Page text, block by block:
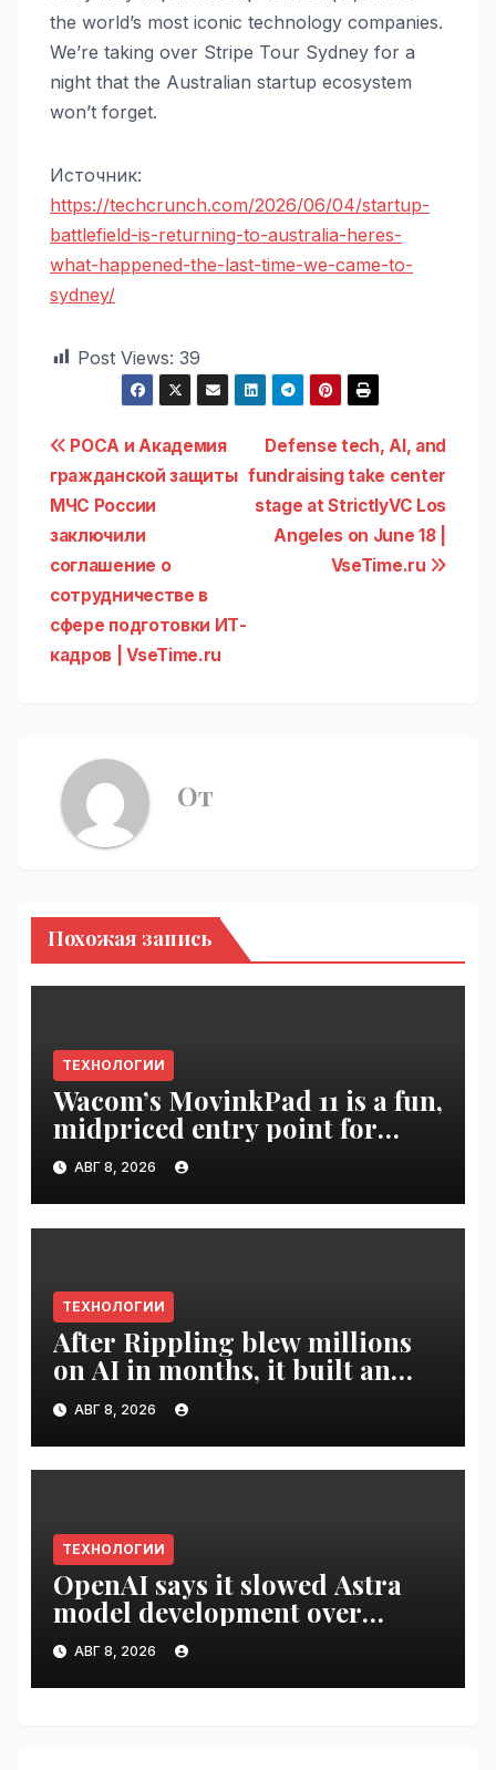
the world’s most iconic technology companies.
We’re taking over Stripe Tour Sydney for a
night that the Australian startup ecosystem
won’t forget.
Источник:
https://techcrunch.com/2026/06/04/startup-
battlefield-is-returning-to-australia-heres-
what-happened-the-last-time-we-came-to-
sydney/
Post Views: 39
Навигация
по
записям
Defense tech, AI, and
fundraising take center
stage at StrictlyVC Los
Angeles on June 18 |
VseTime.ru
РОСА и Академия
гражданской защиты
МЧС России
заключили
соглашение о
сотрудничестве в
сфере подготовки ИТ-
кадров | VseTime.ru
От
Похожая запись
ТЕХНОЛОГИИ
Wacom’s MovinkPad 11 is a fun,
midpriced entry point for
digital artists | VseTime.ru
АВГ 8, 2026
ТЕХНОЛОГИИ
After Rippling blew millions
on AI in months, it built an
employee ROI tool |
VseTime.ru
АВГ 8, 2026
ТЕХНОЛОГИИ
OpenAI says it slowed Astra
model development over
security concerns | VseTime.ru
АВГ 8, 2026